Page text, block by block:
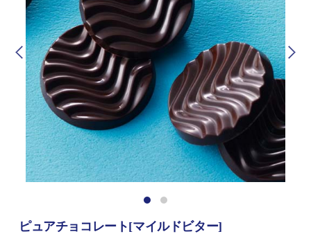
ピュアチョコレート[マイルドビター]